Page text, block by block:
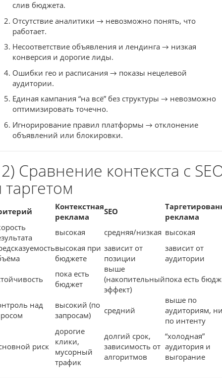
слив бюджета.
Отсутствие аналитики → невозможно понять, что
работает.
Несоответствие объявления и лендинга → низкая
конверсия и дорогие лиды.
Ошибки гео и расписания → показы нецелевой
аудитории.
Единая кампания “на всё” без структуры → невозможно
оптимизировать точечно.
Игнорирование правил платформы → отклонение
объявлений или блокировки.
Сравнение контекста с
таргетом
Контекстная
реклама
SEO
реклама
высокая средняя/низкая высокая
высокая при
бюджете
зависит от
позиции
зависит от
аудитории
пока есть
бюджет
выше
(накопительный
эффект)
пока есть
над
высокий (по
запросам)
средний
выше по
аудиториям,
по интенту
риск
дорогие
клики,
мусорный
трафик
долгий срок,
зависимость от
алгоритмов
“холодная”
аудитория и
выгорание